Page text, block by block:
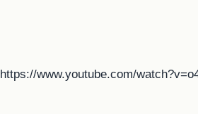
https://www.youtube.com/